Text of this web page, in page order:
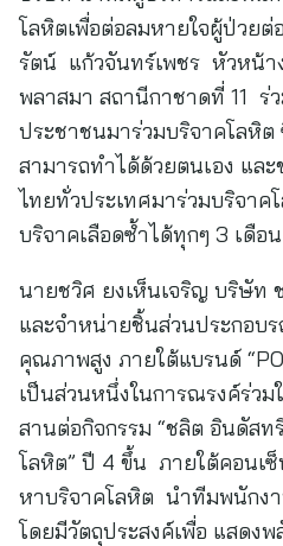
โลหิตเพื่อต่อลมหายใจผู้ป่วยต่
รัตน์ แก้วจันทร์เพชร หัวหน้า
พลาสมา สถานีกาชาดที่ 11 ร่
ประชาชนมาร่วมบริจาคโลหิ
สามารถทำได้ด้วยตนเอง แล
ไทยทั่วประเทศมาร่วมบริจาค
บริจาคเลือดซ้ำได้ทุกๆ 3 เดือน
นายชวิศ ยงเห็นเจริญ บริษัท
และจำหน่ายชิ้นส่วนประกอบ
คุณภาพสูง ภายใต้แบรนด์
เป็นส่วนหนึ่งในการณรงค์ร่วม
สานต่อกิจกรรม “ชลิต อินดัสท
โลหิต” ปี 4 ขึ้น ภายใต้คอนเ
หาบริจาคโลหิต นำทีมพนักง
โดยมีวัตถุประสงค์เพื่อ แสดง